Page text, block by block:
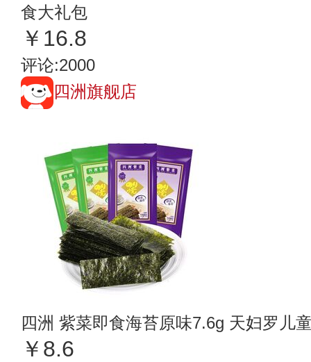
食大礼包
￥16.8
评论:2000
四洲旗舰店
四洲 紫菜即食海苔原味7.6g 天妇罗儿
￥8.6